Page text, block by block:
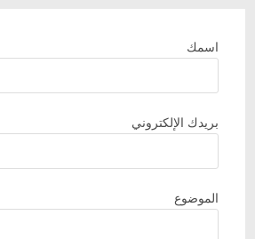
اسمك
بريدك الإلكتروني
الموضوع